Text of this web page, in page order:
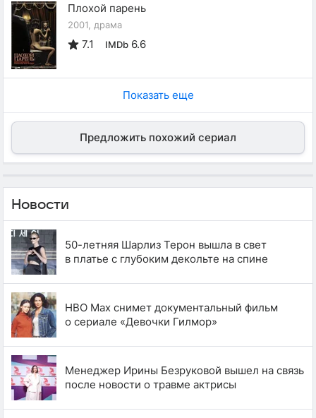
Плохой парень
2001, драма
7.1 IMDb 6.6
Показать еще
Предложить похожий сериал
Новости
50-летняя Шарлиз Терон вышла в свет
в платье с глубоким декольте на спине
HBO Max снимет документальный фильм
о сериале «Девочки Гилмор»
Менеджер Ирины Безруковой вышел на связь
после новости о травме актрисы